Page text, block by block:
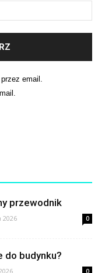
email.
przewodnik
2026 0
do budynku?